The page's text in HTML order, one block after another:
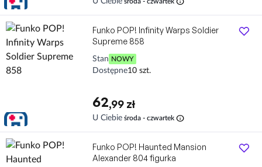
Funko POP! Infinity Warps Soldier
Supreme 858
Stan NOWY
Dostępne10 szt.
62,99 zł
U Ciebie środa - czwartek info
Funko POP! Haunted Mansion
Alexander 804 figurka